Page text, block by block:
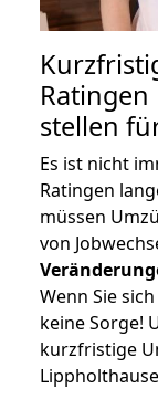
stellen
Es ist nicht
Ratingen
müssen
von
Wenn Sie
keine Sorge!
kurzfristige